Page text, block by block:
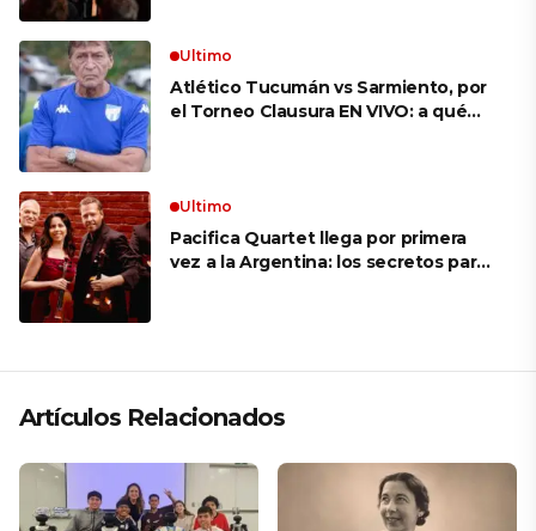
Ultimo
Atlético Tucumán vs Sarmiento, por
el Torneo Clausura EN VIVO: a qué
Ultimo
Pacifica Quartet llega por primera
vez a la Argentina: los secretos para
Artículos Relacionados